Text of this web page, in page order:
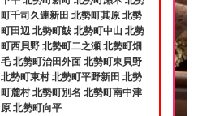
町千司久連新田 北勢町其原 北勢
町田辺 北勢町皷 北勢町中山 北勢
町西貝野 北勢町二之瀬 北勢町畑
毛 北勢町治田外面 北勢町東貝野
北勢町東村 北勢町平野新田 北勢
町麓村 北勢町別名 北勢町南中津
原 北勢町向平